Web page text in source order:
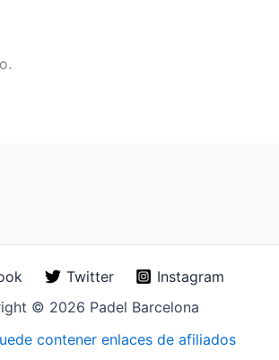
Twitter
Instagram
© 2026 Padel Barcelona
contener enlaces de afiliados